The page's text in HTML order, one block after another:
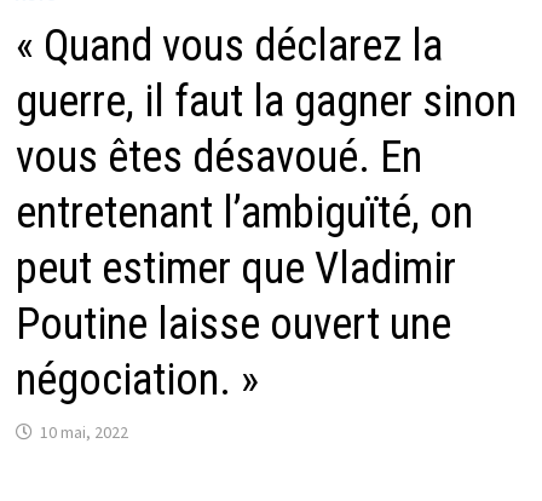
« Quand vous déclarez la
guerre, il faut la gagner sinon
vous êtes désavoué. En
entretenant l’ambiguïté, on
peut estimer que Vladimir
Poutine laisse ouvert une
négociation. »
10 mai, 2022